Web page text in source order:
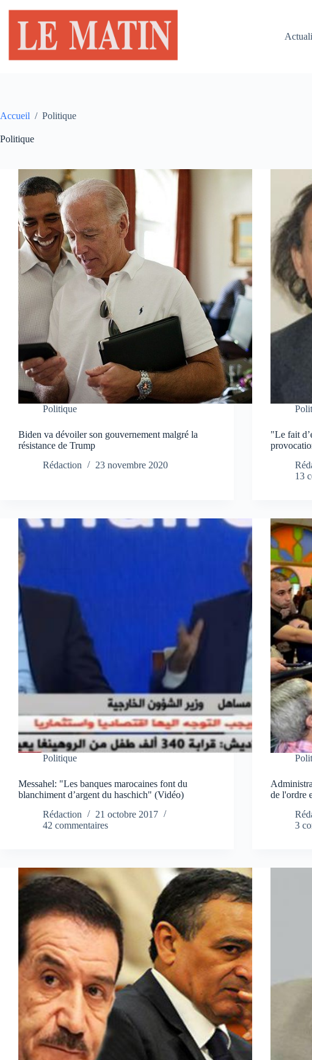
contenu
Accueil / Politique
Politique
Politique
Biden va dévoiler son gouvernement malgré la
résistance de Trump
Rédaction
23 novembre 2020
"Le fait
13
Politique
Messahel: "Les banques marocaines font du
blanchiment d’argent du haschich" (Vidéo)
Rédaction
21 octobre 2017
42 commentaires
de l'ordre
3